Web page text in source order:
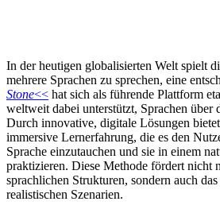
In der heutigen globalisierten Welt spielt
mehrere Sprachen zu sprechen, eine
Stone<< hat sich als führende Plattform
weltweit dabei unterstützt, Sprachen über
Durch innovative, digitale Lösungen
immersive Lernerfahrung, die es den
Sprache einzutauchen und sie in einem
praktizieren. Diese Methode fördert nicht
sprachlichen Strukturen, sondern auch
realistischen Szenarien.